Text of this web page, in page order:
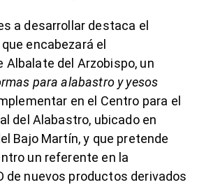
a desarrollar destaca el
encabezará el
Albalate del Arzobispo, un
para alabastro y yesos
en el Centro para el
del Alabastro, ubicado en
Bajo Martín, y que pretende
un referente en la
de nuevos productos derivados